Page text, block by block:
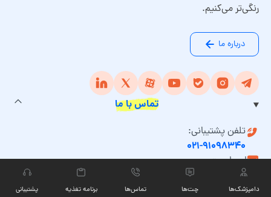
رنگی‌تر می‌کنیم.
درباره ما
تماس با ما
تلفن پشتیبانی:
۰۲۱-۹۱۰۹۸۳۴۰
ایمیل پت بوم:
info@petboom.online
دامپزشک‌ها چت‏‌ها تماس‌ها برنامه تغذیه پشتیبانی